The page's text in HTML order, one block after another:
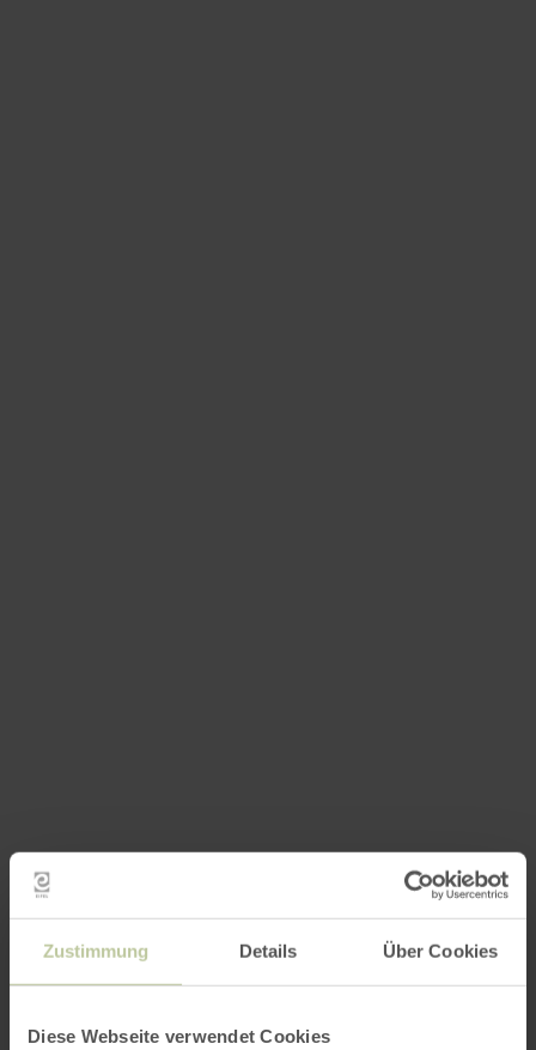
Zustimmung Details Über Cookies
Diese Webseite verwendet Cookies